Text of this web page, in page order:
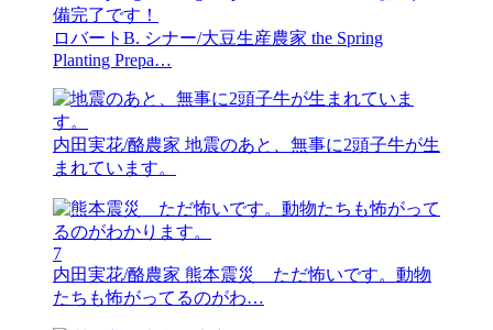
ロバートB. シナー/大豆生産農家 the Spring
Planting Prepa…
内田実花/酪農家 地震のあと、無事に2頭子牛が生
まれています。
7
内田実花/酪農家 熊本震災 ただ怖いです。動物
たちも怖がってるのがわ…